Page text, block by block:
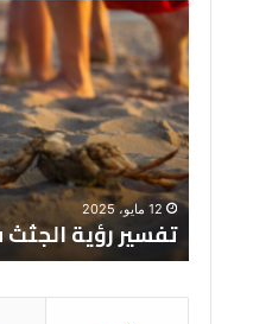
تفسير
رؤية
الجثث
في
المنام
12 مايو، 2025
تفسير رؤية الجثث